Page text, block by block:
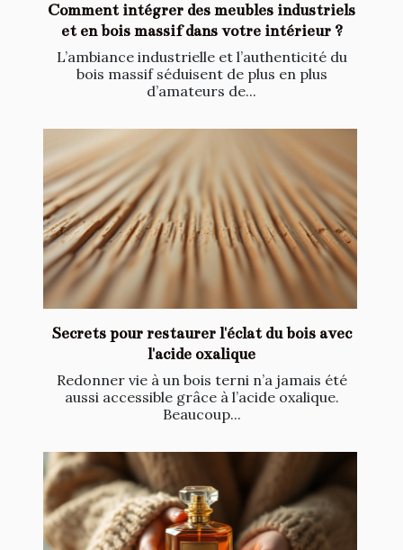
Comment intégrer des meubles industriels
et en bois massif dans votre intérieur ?
L’ambiance industrielle et l’authenticité du
bois massif séduisent de plus en plus
d’amateurs de...
Secrets pour restaurer l'éclat du bois avec
l'acide oxalique
Redonner vie à un bois terni n’a jamais été
aussi accessible grâce à l’acide oxalique.
Beaucoup...